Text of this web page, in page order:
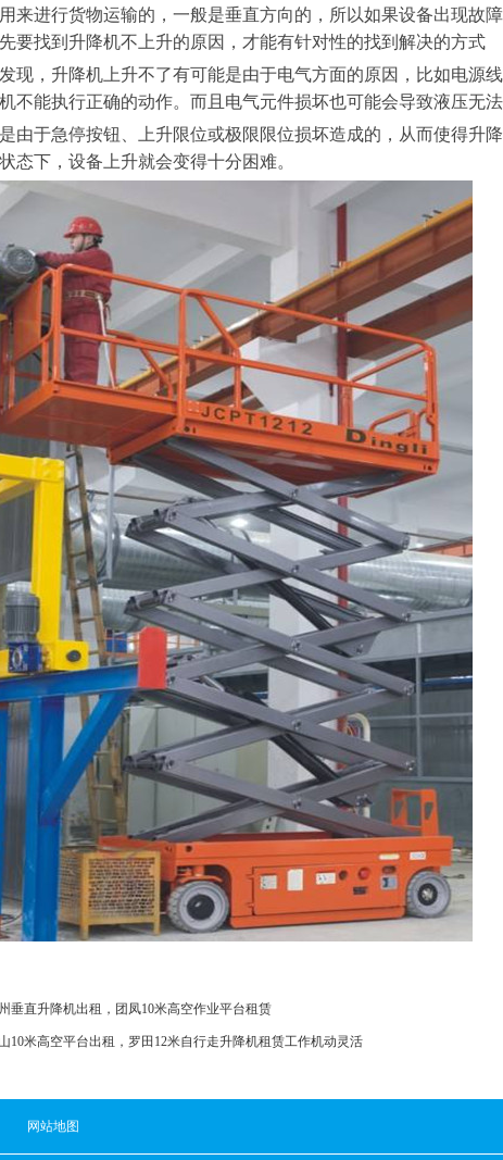
来进行货物运输的，一般是垂直方向的，所以如果设备出现故
要找到升降机不上升的原因，才能有针对性的找到解决的方式
现，升降机上升不了有可能是由于电气方面的原因，比如电源
不能执行正确的动作。而且电气元件损坏也可能会导致液压无
由于急停按钮、上升限位或极限限位损坏造成的，从而使得升
态下，设备上升就会变得十分困难。
垂直升降机出租，团凤10米高空作业平台租赁
10米高空平台出租，罗田12米自行走升降机租赁工作机动灵活
网站地图